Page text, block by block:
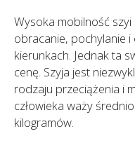
Wysoka mobilność
obracanie, pochylanie i
kierunkach. Jednak ta
cenę. Szyja jest
rodzaju przeciążenia i
człowieka waży
kilogramów.